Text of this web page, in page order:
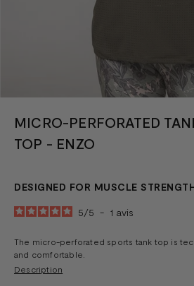
MICRO-PERFORATED
TOP - ENZO
DESIGNED FOR MUSCLE
5/5 - 1 avis
The micro-perforated sports tank top is
and comfortable.
Description